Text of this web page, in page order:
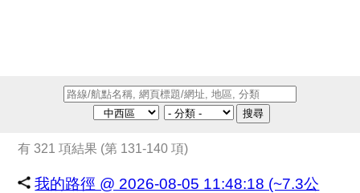
搜尋
有 321 項結果 (第 131-140 項)
我的路徑 @ 2026-08-05 11:48:18 (~7.3公